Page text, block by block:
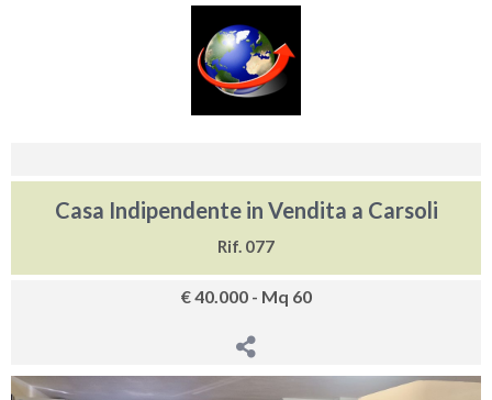
Casa Indipendente in Vendita a Carsoli
Rif. 077
€ 40.000 - Mq 60